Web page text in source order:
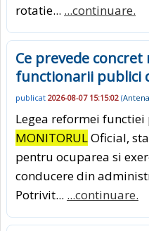
rotatie... ...continuare.
Ce prevede
functionarii publici
publicat 2026-08-07 15:15:02 (
Legea reformei
MONITORULOficial,
pentru ocuparea si
conducere din
Potrivit... ...continuare.